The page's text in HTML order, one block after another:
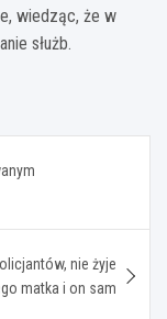
wiedząc, że w
służb.
nie żyje
matka i on sam